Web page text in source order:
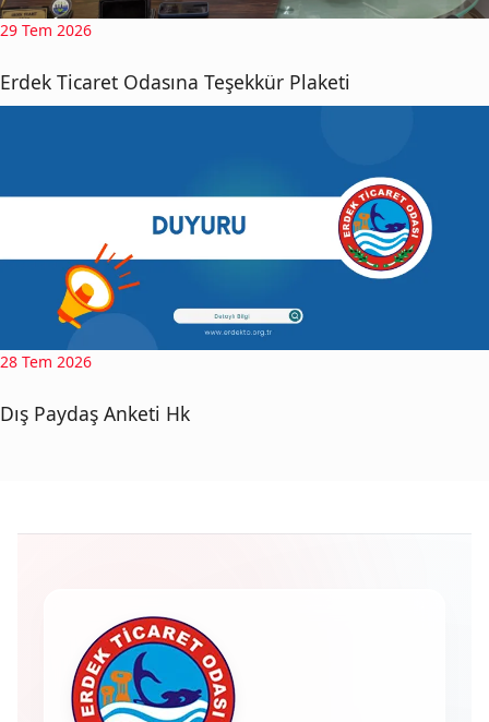
29 Tem 2026
Erdek Ticaret Odasına Teşekkür Plaketi
28 Tem 2026
Dış Paydaş Anketi Hk